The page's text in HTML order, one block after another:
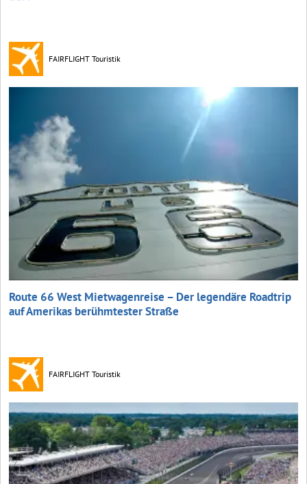
FAIRFLIGHT Touristik
Route 66 West Mietwagenreise – Der legendäre Roadtrip
auf Amerikas berühmtester Straße
FAIRFLIGHT Touristik